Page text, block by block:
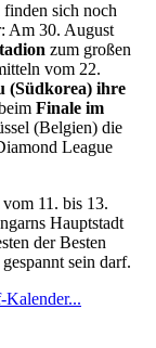
sich noch
Am 30. August
zum großen
vom 22.
(Südkorea) ihre
Finale im
(Belgien) die
League
11. bis 13.
Hauptstadt
der Besten
sein darf.
Kalender...